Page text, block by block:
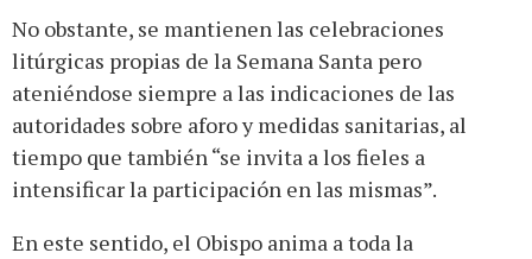
No obstante, se mantienen las celebraciones
litúrgicas propias de la Semana Santa pero
ateniéndose siempre a las indicaciones de las
autoridades sobre aforo y medidas sanitarias, al
tiempo que también “se invita a los fieles a
intensificar la participación en las mismas”.
En este sentido, el Obispo anima a toda la